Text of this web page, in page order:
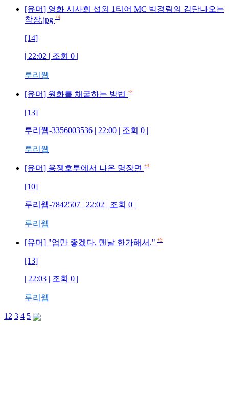
[유머] 영화 시사회 섭외 1티어 MC 박경림의 감탄나오는
착장.jpg +4
[14]
| 22:02 | 조회 0 |
루리웹
[유머] 원화를 채굴하는 방법 +5
[13]
루리웹-3356003536 | 22:00 | 조회 0 |
루리웹
[유머] 용쟁호투에서 나온 명장면 +4
[10]
루리웹-7842507 | 22:02 | 조회 0 |
루리웹
[유머] "엄만 좋겠다, 맨날 한가해서." +9
[13]
| 22:03 | 조회 0 |
루리웹
1 2 3 4 5